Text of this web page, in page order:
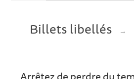
Billets libellés →